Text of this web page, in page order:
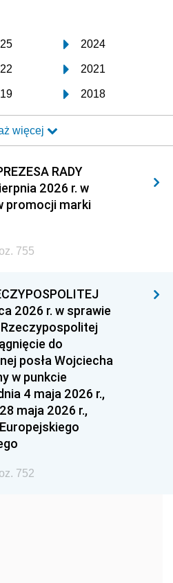
2024
2021
2018
2015
2012
2009
2006
1994
1991
1985
1982
1979
więcej
RADY
2026 r. w
promocji marki
755
2026 r. w sprawie
do
posła Wojciecha
w punkcie
4 maja 2026 r.,
maja 2026 r.,
752